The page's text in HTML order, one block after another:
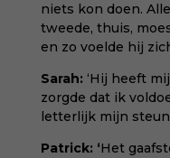
niets kon doen.
tweede, thuis,
en zo voelde hij
Sarah: ‘Hij heeft
zorgde dat ik
letterlijk mijn steun
Patrick: ‘Het